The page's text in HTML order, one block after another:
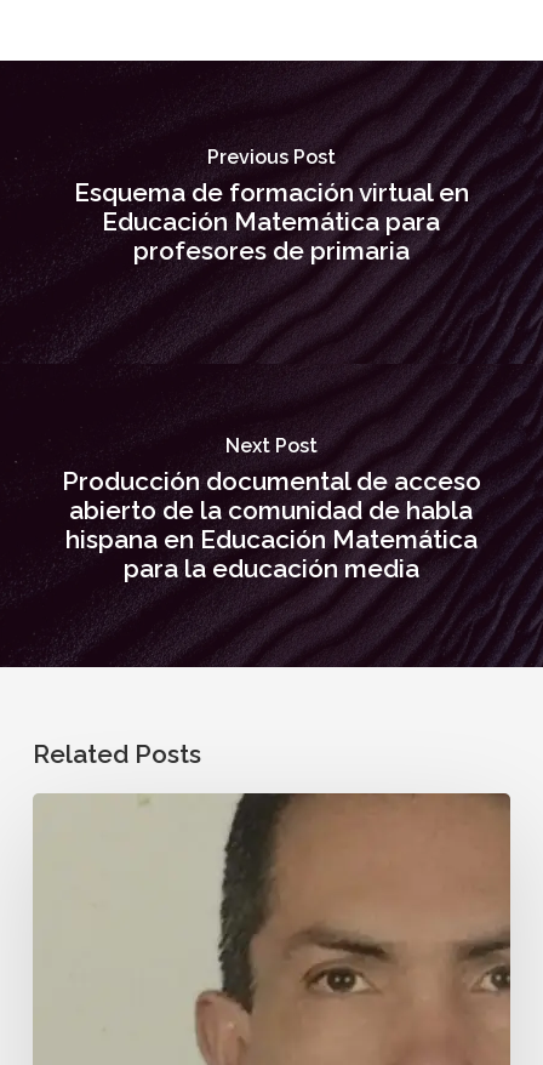
Previous Post
Esquema de formación virtual en
Educación Matemática para
profesores de primaria
Next Post
Producción documental de acceso
abierto de la comunidad de habla
hispana en Educación Matemática
para la educación media
Related Posts